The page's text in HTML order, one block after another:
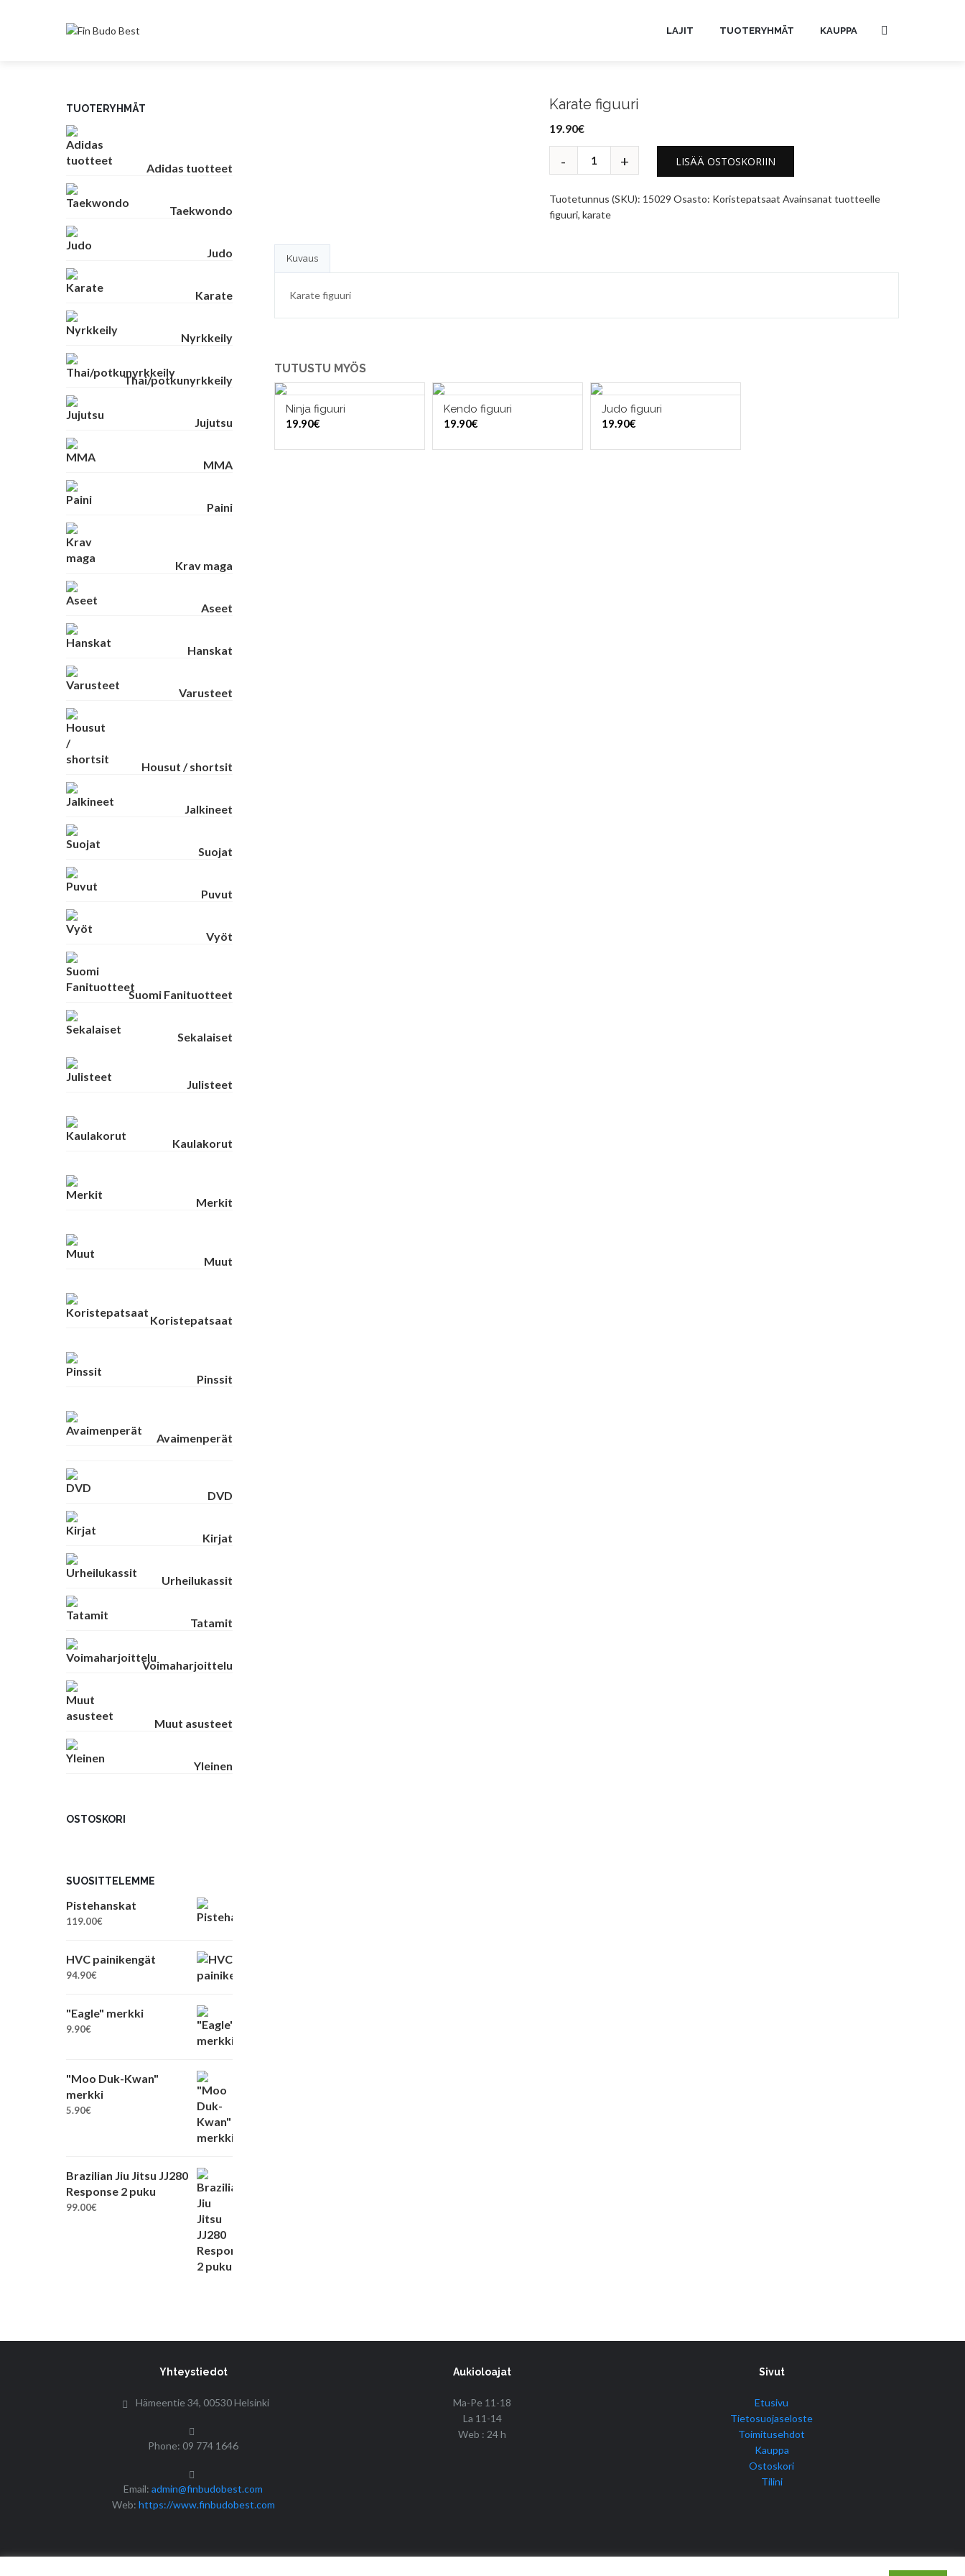
LAJIT TUOTERYHMÄT KAUPPA
Karate figuuri
19.90€
LISÄÄ OSTOSKORIIN
Tuotetunnus (SKU): 15029 Osasto: Koristepatsaat Avainsanat tuotteelle
figuuri, karate
Kuvaus
Karate figuuri
TUTUSTU MYÖS
LISÄÄ OSTOSKORIIN
Ninja figuuri
19.90€
LISÄÄ OSTOSKORIIN
Kendo figuuri
19.90€
LISÄÄ OSTOSKORIIN
Judo figuuri
19.90€
TUOTERYHMÄT
Adidas tuotteet
Taekwondo
Judo
Karate
Nyrkkeily
Thai/potkunyrkkeily
Jujutsu
MMA
Paini
Krav maga
Aseet
Hanskat
Varusteet
Housut / shortsit
Jalkineet
Suojat
Puvut
Vyöt
Suomi Fanituotteet
Sekalaiset
Julisteet
Kaulakorut
Merkit
Muut
Koristepatsaat
Pinssit
Avaimenperät
DVD
Kirjat
Urheilukassit
Tatamit
Voimaharjoittelu
Muut asusteet
Yleinen
OSTOSKORI
SUOSITTELEMME
Pistehanskat
119.00€
HVC painikengät
94.90€
"Eagle" merkki
9.90€
"Moo Duk-Kwan"
merkki
5.90€
Brazilian Jiu Jitsu JJ280
Response 2 puku
99.00€
Yhteystiedot
Hämeentie 34, 00530 Helsinki
Phone: 09 774 1646
Email:admin@finbudobest.com
Web: https://www.finbudobest.com
Aukioloajat
Ma-Pe 11-18
La 11-14
Web : 24 h
Sivut
Etusivu
Tietosuojaseloste
Toimitusehdot
Kauppa
Ostoskori
Tilini